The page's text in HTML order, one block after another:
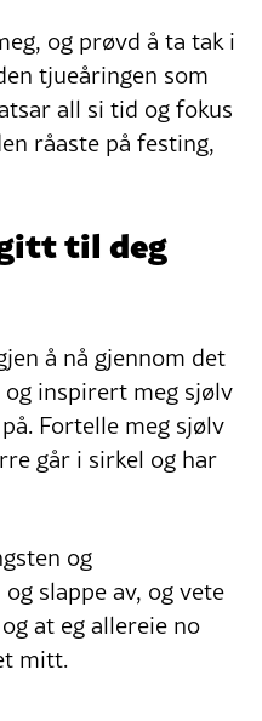
og prøvd å ta tak i
tjueåringen som
all si tid og fokus
råaste på festing,
til deg
å nå gjennom det
inspirert meg sjølv
Fortelle meg sjølv
går i sirkel og har
og
slappe av, og vete
at eg allereie no
mitt.